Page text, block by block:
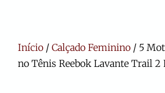
Início / Calçado Feminino / 5
no Tênis Reebok Lavante Trail 2